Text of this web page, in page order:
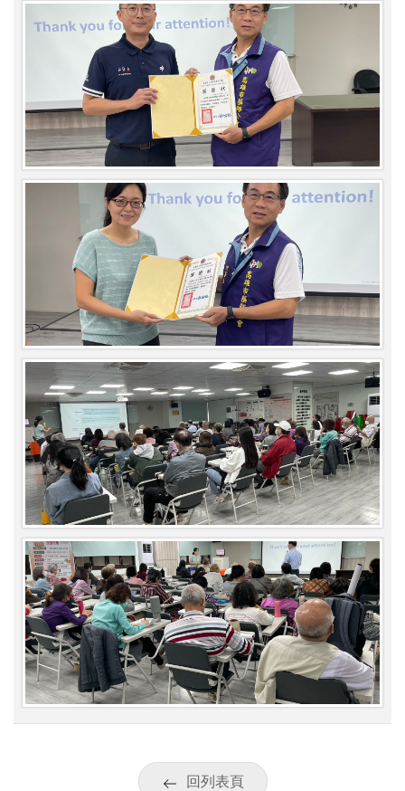
回列表頁